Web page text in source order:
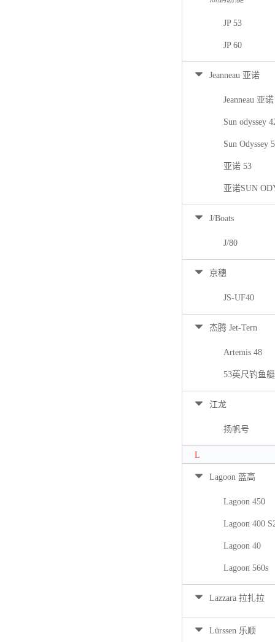
JP 53
JP 60
Jeanneau 亚诺
Jeanneau 亚
Sun odyssey
Sun Odyssey
亚诺 53
亚诺SUN
J/Boats
J/80
京穗
JS-UF40
杰腾 Jet-Tern
Artemis 48
53英尺钓鱼艇
江龙
扬帆号
L
Lagoon 蓝高
Lagoon 450
Lagoon 400
Lagoon 40
Lagoon 560s
Lazzara 拉扎拉
Lürssen 乐顺